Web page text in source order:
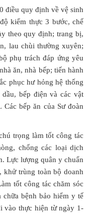
điều quy định về vệ sinh
kiểm thực 3 bước, chế
theo quy định; trang bị,
lau chùi thường xuyên;
phụ trách đáp ứng yêu
ăn, nhà bếp; tiến hành
phục hư hỏng hệ thống
bếp điện và các vật
bếp ăn của Sư đoàn
trọng làm tốt công tác
chống các loại dịch
Lực lượng quân y chuẩn
khử trùng toàn bộ doanh
tốt công tác chăm sóc
bệnh bảo hiểm y tế
vào thực hiện từ ngày 1-